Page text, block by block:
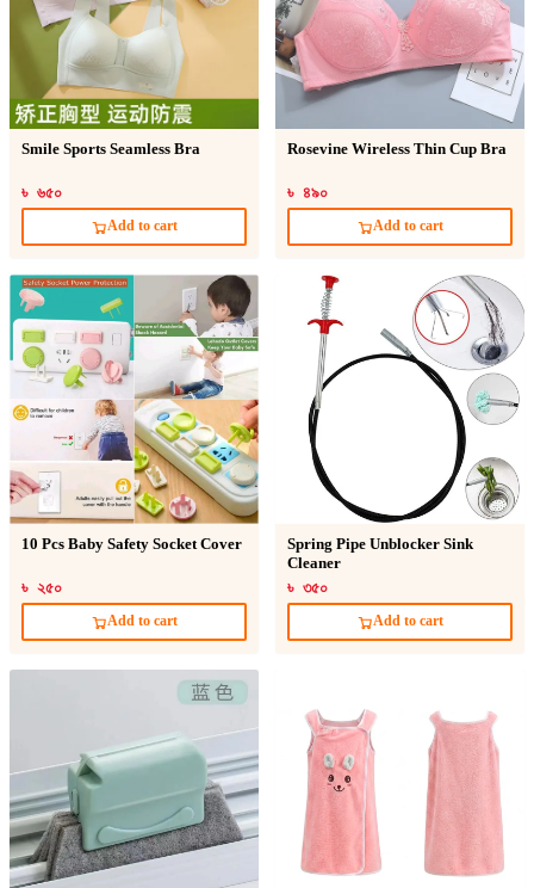
Smile Sports Seamless Bra
৳ ৬৫০
Add to cart
Rosevine Wireless Thin Cup Bra
৳ ৪৯০
Add to cart
10 Pcs Baby Safety Socket Cover
৳ ২৫০
Add to cart
Spring Pipe Unblocker Sink
Cleaner
৳ ৩৫০
Add to cart